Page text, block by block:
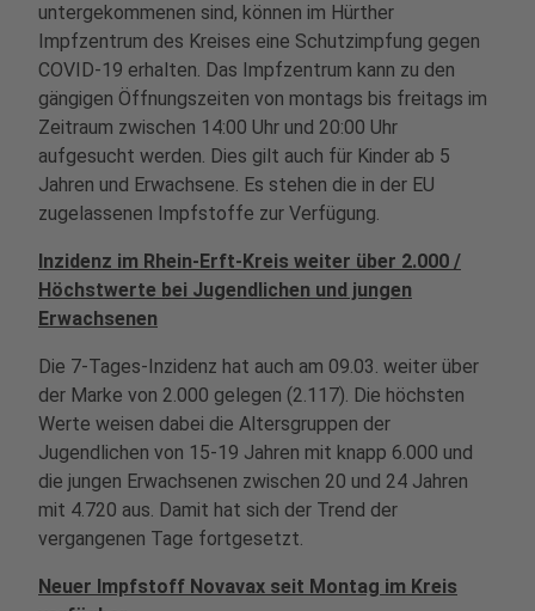
untergekommenen sind, können im Hürther
Impfzentrum des Kreises eine Schutzimpfung gegen
COVID-19 erhalten. Das Impfzentrum kann zu den
gängigen Öffnungszeiten von montags bis freitags im
Zeitraum zwischen 14:00 Uhr und 20:00 Uhr
aufgesucht werden. Dies gilt auch für Kinder ab 5
Jahren und Erwachsene. Es stehen die in der EU
zugelassenen Impfstoffe zur Verfügung.
Inzidenz im Rhein-Erft-Kreis weiter über 2.000 /
Höchstwerte bei Jugendlichen und jungen
Erwachsenen
Die 7-Tages-Inzidenz hat auch am 09.03. weiter über
der Marke von 2.000 gelegen (2.117). Die höchsten
Werte weisen dabei die Altersgruppen der
Jugendlichen von 15-19 Jahren mit knapp 6.000 und
die jungen Erwachsenen zwischen 20 und 24 Jahren
mit 4.720 aus. Damit hat sich der Trend der
vergangenen Tage fortgesetzt.
Neuer Impfstoff Novavax seit Montag im Kreis